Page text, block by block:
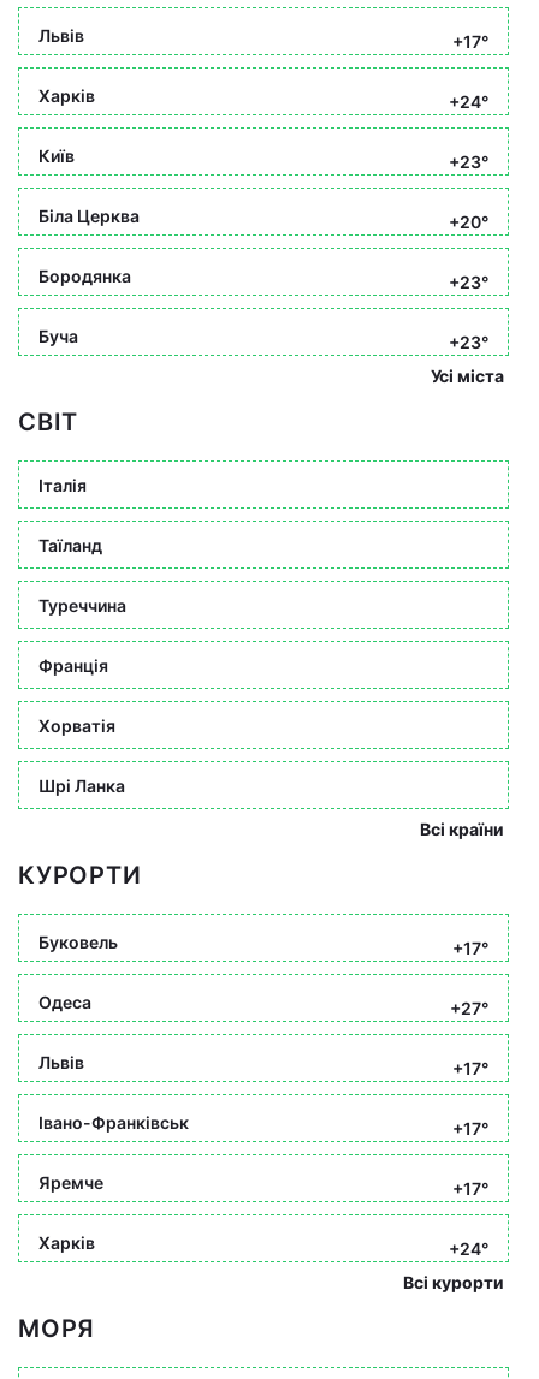
Львів +17°
Харків +24°
Київ +23°
Біла Церква +20°
Бородянка +23°
Буча
+23°
Усі міста
СВІТ
Італія
Таїланд
Туреччина
Франція
Хорватія
Шрі Ланка
Всі країни
КУРОРТИ
Буковель +17°
Одеса +27°
Львів +17°
Івано-Франківськ +17°
Яремче +17°
Харків
+24°
Всі курорти
МОРЯ